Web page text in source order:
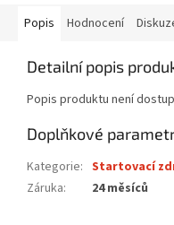
Popis Hodnocení
Detailní popis
Popis produktu není
Doplňkové
Kategorie: Startovací
Záruka: 24 měsíců